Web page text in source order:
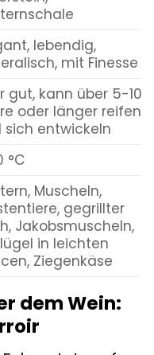
lebendig,
mit Finesse
gut, kann über 5-10
oder länger reifen
sich entwickeln
°C
Muscheln,
gegrillter
Jakobsmuscheln,
in leichten
Ziegenkäse
dem Wein: